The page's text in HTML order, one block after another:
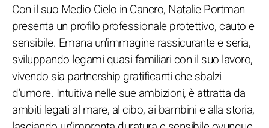
Con il suo Medio Cielo in Cancro, Natalie Portman
presenta un profilo professionale protettivo, cauto e
sensibile. Emana un'immagine rassicurante e seria,
sviluppando legami quasi familiari con il suo lavoro,
vivendo sia partnership gratificanti che sbalzi
d'umore. Intuitiva nelle sue ambizioni, è attratta da
ambiti legati al mare, al cibo, ai bambini e alla storia,